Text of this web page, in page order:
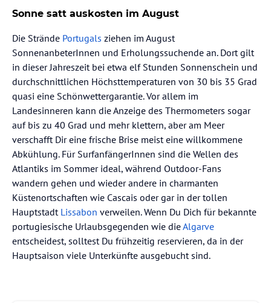
Sonne satt auskosten im August
Die Strände Portugals ziehen im August
SonnenanbeterInnen und Erholungssuchende an. Dort gilt
in dieser Jahreszeit bei etwa elf Stunden Sonnenschein und
durchschnittlichen Höchsttemperaturen von 30 bis 35 Grad
quasi eine Schönwettergarantie. Vor allem im
Landesinneren kann die Anzeige des Thermometers sogar
auf bis zu 40 Grad und mehr klettern, aber am Meer
verschafft Dir eine frische Brise meist eine willkommene
Abkühlung. Für SurfanfängerInnen sind die Wellen des
Atlantiks im Sommer ideal, während Outdoor-Fans
wandern gehen und wieder andere in charmanten
Küstenortschaften wie Cascais oder gar in der tollen
Hauptstadt Lissabon verweilen. Wenn Du Dich für bekannte
portugiesische Urlaubsgegenden wie dieAlgarve
entscheidest, solltest Du frühzeitig reservieren, da in der
Hauptsaison viele Unterkünfte ausgebucht sind.